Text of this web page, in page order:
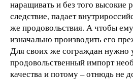
наращивать и без того высокие
следствие, падает
же продовольствия. А чтобы
изначально производить его
Для своих же сограждан нужно
продовольственный импорт
качества и потому – отнюдь не